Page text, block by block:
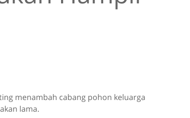
menambah cabang pohon keluarga
lama.